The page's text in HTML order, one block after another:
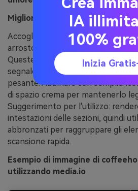
Migliore per:
coffee shop menu
Accogliente e invitante, come
arrosto scuro con un caldo bagliore
Queste combinazioni di colori
segnaletica dove si desidera
pesante. Abbinare con semplici
di spazio crema per mantenerlo
Suggerimento per l'utilizzo:
intestazioni delle sezioni, quindi
abbronzati per raggruppare gli
scansione rapida.
Esempio di immagine di
utilizzando media.io
IA
100%
Inizia